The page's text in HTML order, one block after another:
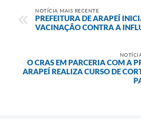
NOTÍCIA MAIS RECENTE
PREFEITURA DE ARAPEÍ
VACINAÇÃO CONTRA A
O CRAS EM PARCERIA COM A
ARAPEÍ REALIZA CURSO DE